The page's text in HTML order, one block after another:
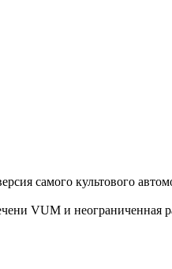
самого культового
VUM и неограниченная